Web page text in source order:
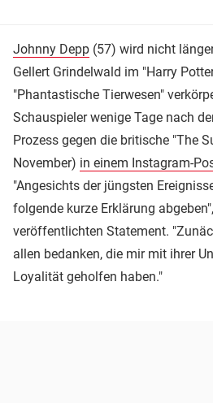
Johnny Depp (57) wird nicht
Gellert Grindelwald im "Harry
"Phantastische Tierwesen"
Schauspieler wenige Tage nach
Prozess gegen die britische "The
November) in einem Instagram-
"Angesichts der jüngsten
folgende kurze Erklärung
veröffentlichten Statement.
allen bedanken, die mir mit ihrer
Loyalität geholfen haben."